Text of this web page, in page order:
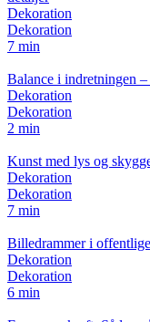
Dekoration
Dekoration
7 min
Balance i indretningen
Dekoration
Dekoration
2 min
Kunst med lys og
Dekoration
Dekoration
7 min
Billedrammer i
Dekoration
Dekoration
6 min